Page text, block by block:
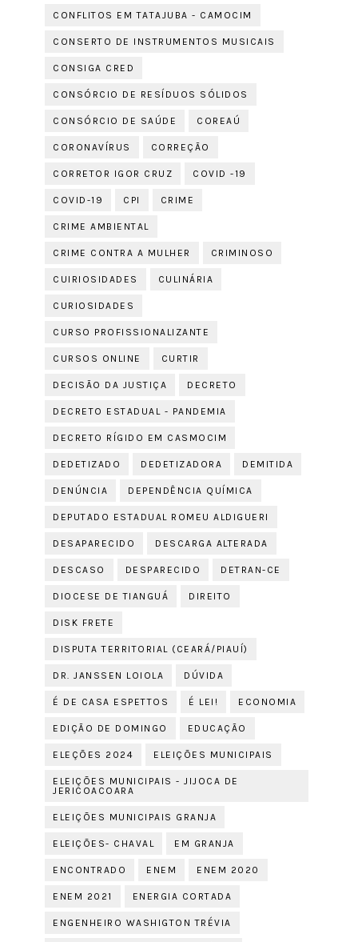
CONFLITOS EM TATAJUBA - CAMOCIM
CONSERTO DE INSTRUMENTOS MUSICAIS
CONSIGA CRED
CONSÓRCIO DE RESÍDUOS SÓLIDOS
CONSÓRCIO DE SAÚDE COREAÚ
CORONAVÍRUS CORREÇÃO
CORRETOR IGOR CRUZ COVID -19
COVID-19 CPI CRIME
CRIME AMBIENTAL
CRIME CONTRA A MULHER CRIMINOSO
CUIRIOSIDADES CULINÁRIA
CURIOSIDADES
CURSO PROFISSIONALIZANTE
CURSOS ONLINE CURTIR
DECISÃO DA JUSTIÇA DECRETO
DECRETO ESTADUAL - PANDEMIA
DECRETO RÍGIDO EM CASMOCIM
DEDETIZADO DEDETIZADORA DEMITIDA
DENÚNCIA DEPENDÊNCIA QUÍMICA
DEPUTADO ESTADUAL ROMEU ALDIGUERI
DESAPARECIDO DESCARGA ALTERADA
DESCASO DESPARECIDO DETRAN-CE
DIOCESE DE TIANGUÁ DIREITO
DISK FRETE
DISPUTA TERRITORIAL (CEARÁ/PIAUÍ)
DR. JANSSEN LOIOLA DÚVIDA
É DE CASA ESPETTOS É LEI! ECONOMIA
EDIÇÃO DE DOMINGO EDUCAÇÃO
ELEÇÕES 2024 ELEIÇÕES MUNICIPAIS
ELEIÇÕES MUNICIPAIS - JIJOCA DE
JERICOACOARA
ELEIÇÕES MUNICIPAIS GRANJA
ELEIÇÕES- CHAVAL EM GRANJA
ENCONTRADO ENEM ENEM 2020
ENEM 2021 ENERGIA CORTADA
ENGENHEIRO WASHIGTON TRÉVIA